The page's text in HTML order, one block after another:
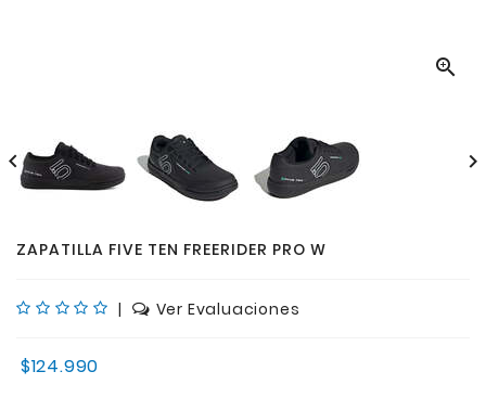

 
ZAPATILLA FIVE TEN FREERIDER PRO W
| Ver Evaluaciones
$124.990